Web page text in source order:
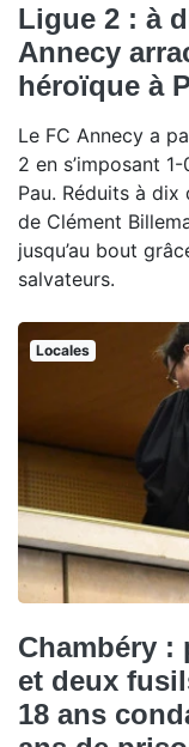
Ligue 2 : à
Annecy
héroïque à
Le FC Annecy a
2 en s’imposant
Pau. Réduits à dix
de Clément
jusqu’au bout
salvateurs.
Locales
Chambéry :
et deux
18 ans